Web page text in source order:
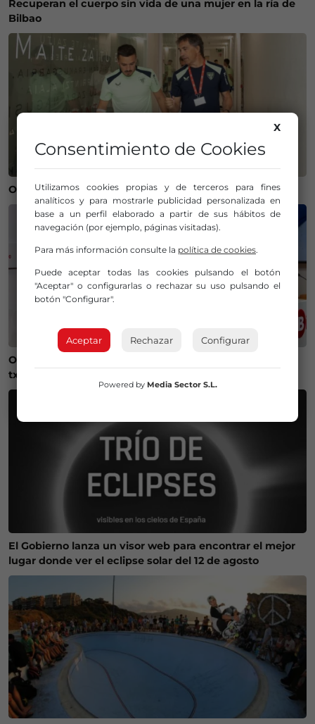
Recuperan el cuerpo sin vida de una mujer en la ría de
Bilbao
Operación salida para Andoni Gorosabel
Onintza Enbeita y Ainhoa Urrejola, pregonera y
txupinera de Aste Nagusia 2026 en Bilbao
El Gobierno lanza un visor web para encontrar el mejor
lugar donde ver el eclipse solar del 12 de agosto
X
Consentimiento de Cookies
Utilizamos cookies propias y de terceros para fines
analíticos y para mostrarle publicidad personalizada en
base a un perfil elaborado a partir de sus hábitos de
navegación (por ejemplo, páginas visitadas).
Para más información consulte la política de cookies.
Puede aceptar todas las cookies pulsando el botón
"Aceptar" o configurarlas o rechazar su uso pulsando el
botón "Configurar".
Aceptar Rechazar Configurar
Powered by Media Sector S.L.